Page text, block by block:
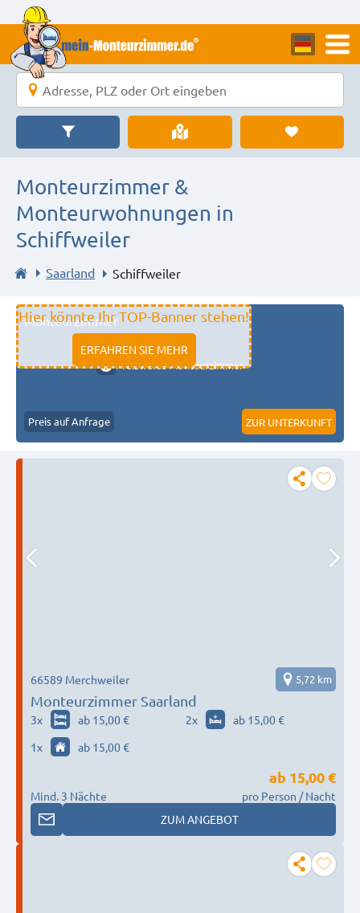
Monteurzimmer &
Monteurwohnungen in
Schiffweiler
Saarland Schiffweiler
Hier könnte Ihr TOP-Banner stehen!
ERFAHREN SIE MEHR
Monteurzimmer
11333 fulda
Preiswerte Monteurzimmer
Preis auf Anfrage ZUR UNTERKUNFT
Monteurzimmer Saarland
66589 Merchweiler 5,72 km
3x ab 15,00 € 2x
ab 15,00 €
1x ab 15,00 €
Mind. 3 Nächte
ab 15,00 €
pro Person / Nacht
ZUM ANGEBOT